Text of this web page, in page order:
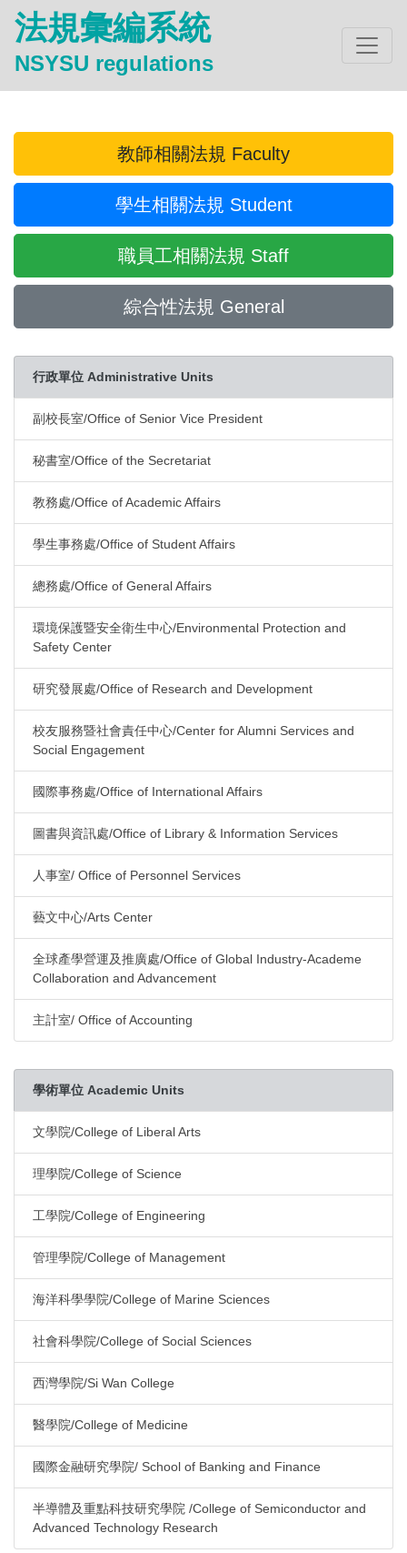
法規彙編系統
NSYSU regulations
教師相關法規 Faculty
學生相關法規 Student
職員工相關法規 Staff
綜合性法規 General
行政單位 Administrative Units
副校長室/Office of Senior Vice President
秘書室/Office of the Secretariat
教務處/Office of Academic Affairs
學生事務處/Office of Student Affairs
總務處/Office of General Affairs
環境保護暨安全衛生中心/Environmental Protection and
Safety Center
研究發展處/Office of Research and Development
校友服務暨社會責任中心/Center for Alumni Services and
Social Engagement
國際事務處/Office of International Affairs
圖書與資訊處/Office of Library & Information Services
人事室/ Office of Personnel Services
藝文中心/Arts Center
全球產學營運及推廣處/Office of Global Industry-Academe
Collaboration and Advancement
主計室/ Office of Accounting
學術單位 Academic Units
文學院/College of Liberal Arts
理學院/College of Science
工學院/College of Engineering
管理學院/College of Management
海洋科學學院/College of Marine Sciences
社會科學院/College of Social Sciences
西灣學院/Si Wan College
醫學院/College of Medicine
國際金融研究學院/ School of Banking and Finance
半導體及重點科技研究學院 /College of Semiconductor and
Advanced Technology Research